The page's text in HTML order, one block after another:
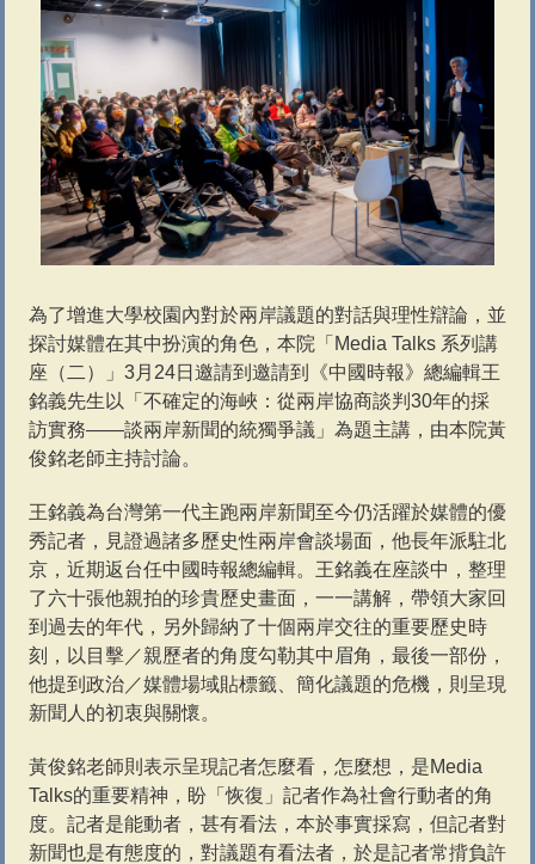
為了增進大學校園內對於兩岸議題的對話與理性辯論，並
探討媒體在其中扮演的角色，本院「Media Talks 系列講
座（二）」3月24日邀請到 邀請到《中國時報》總編輯王
銘義先生以「不確定的海峽：從兩岸協商談判30年的採
訪實務——談兩岸新聞的統獨爭議」為題主講，由本院黃
俊銘老師主持討論。
王銘義為台灣第一代主跑兩岸新聞至今仍活躍於媒體的優
秀記者，見證過諸多歷史性兩岸會談場面，他長年派駐北
京，近期返台任中國時報總編輯。 王銘義在座談中，整理
了六十張他親拍的珍貴歷史畫面，一一講解，帶領大家回
到過去的年代， 另外歸納了十個兩岸交往的重要歷史時
刻，以目擊／親歷者的角度勾勒其中眉角， 最後一部份，
他提到政治／媒體場域貼標籤、簡化議題的危機，則呈現
新聞人的初衷與關懷。
黃俊銘老師則表示呈現記者怎麼看，怎麼想，是Media
Talks的重要精神，盼「恢復」記者作為社會行動者的角
度。記者是能動者，甚有看法，本於事實採寫，但記者對
新聞也是有態度的，對議題有看法者， 於是記者常揹負許